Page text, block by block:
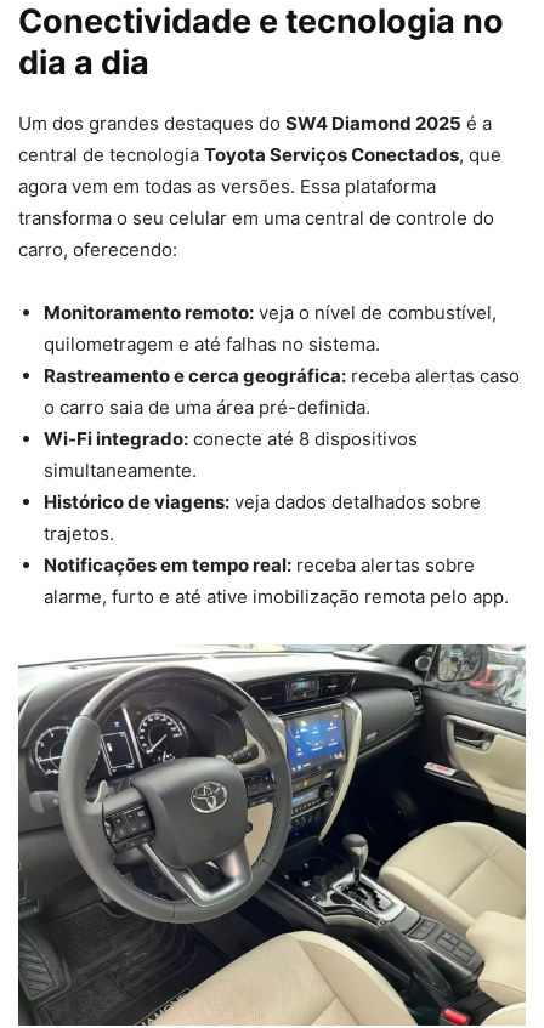
Conectividade e tecnologia no
dia a dia
Um dos grandes destaques do SW4 Diamond 2025 é a
central de tecnologia Toyota Serviços Conectados, que
agora vem em todas as versões. Essa plataforma
transforma o seu celular em uma central de controle do
carro, oferecendo:
Monitoramento remoto: veja o nível de combustível,
quilometragem e até falhas no sistema.
Rastreamento e cerca geográfica: receba alertas caso
o carro saia de uma área pré-definida.
Wi-Fi integrado: conecte até 8 dispositivos
simultaneamente.
Histórico de viagens: veja dados detalhados sobre
trajetos.
Notificações em tempo real: receba alertas sobre
alarme, furto e até ative imobilização remota pelo app.